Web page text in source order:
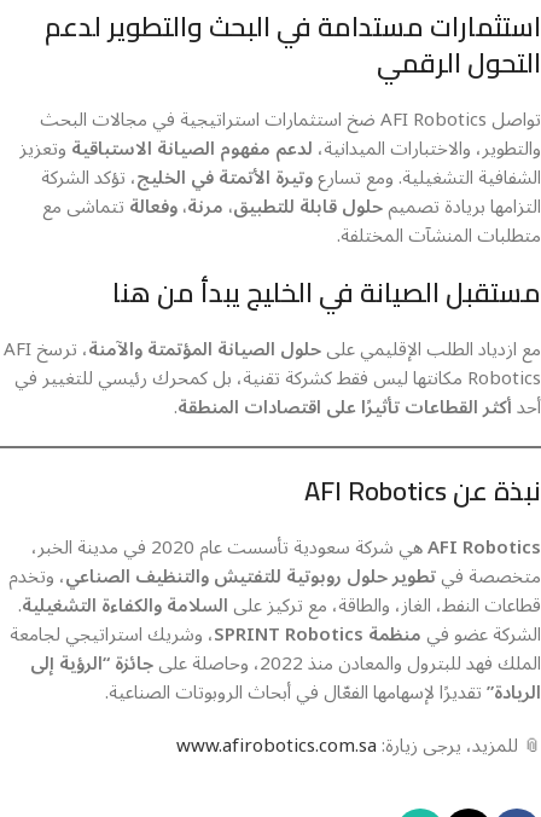
استثمارات مستدامة في البحث والتطوير لدعم
التحول الرقمي
تواصل AFI Robotics ضخ استثمارات استراتيجية في مجالات البحث
والتطوير، والاختبارات الميدانية،لدعم مفهوم الصيانة الاستباقيةوتعزيز
الشفافية التشغيلية. ومع تسارعوتيرة الأتمتة في الخليج، تؤكد الشركة
التزامها بريادة تصميمحلول قابلة للتطبيق، مرنة، وفعالةتتماشى مع
متطلبات المنشآت المختلفة.
مستقبل الصيانة في الخليج يبدأ من هنا
مع ازدياد الطلب الإقليمي علىحلول الصيانة المؤتمتة والآمنة ، ترسخ AFI
Robotics مكانتها ليس فقط كشركة تقنية، بل كمحرك رئيسي للتغيير في
أحدأكثر القطاعات تأثيرًا على اقتصادات المنطقة.
نبذة عن AFI Robotics
AFI Robotics هي شركة سعودية تأسست عام 2020 في مدينة الخبر،
متخصصة فيتطوير حلول روبوتية للتفتيش والتنظيف الصناعي، وتخدم
قطاعات النفط، الغاز، والطاقة، مع تركيز علىالسلامة والكفاءة التشغيلية.
الشركة عضو فيمنظمة SPRINT Robotics ، وشريك استراتيجي لجامعة
الملك فهد للبترول والمعادن منذ 2022، وحاصلة على جائزة “الرؤية إلى
الريادة”تقديرًا لإسهامها الفعّال في أبحاث الروبوتات الصناعية.
📎 للمزيد، يرجى زيارة:www.afirobotics.com.sa